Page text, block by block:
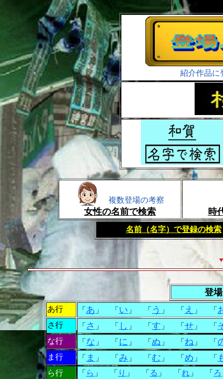
紹介作品に
複数登場の考察
女性の名前で検索 時
名前（名字）で登録の検索
登
あ行 「 あ 」 「 い 」 「 う 」 「 え 」 「
さ行 「 さ 」 「 し 」 「 す 」 「 せ 」 「
な行 「 な 」 「 に 」 「 ぬ 」 「 ね 」 「
ま行 「 ま 」 「 み 」 「 む 」 「 め 」 「
ら行 「 ら 」 「 り 」 「 る 」 「 れ 」 「 ろ